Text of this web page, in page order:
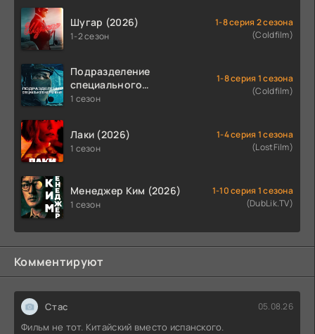
Шугар (2026)
1-2 сезон
1-8 серия 2 сезона
(Coldfilm)
Подразделение
специального
назначения (2026)
1 сезон
1-8 серия 1 сезона
(Coldfilm)
Лаки (2026)
1 сезон
1-4 серия 1 сезона
(LostFilm)
Менеджер Ким (2026)
1 сезон
1-10 серия 1 сезона
(DubLik.TV)
Комментируют
Стас 05.08.26
Фильм не тот. Китайский вместо испанского.